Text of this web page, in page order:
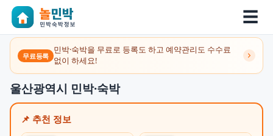
☰
무료등록
민박·숙박을 무료로 등록도 하고 예약관리도 수수료
없이 하세요!
울산광역시 민박·숙박
📌 추천 정보